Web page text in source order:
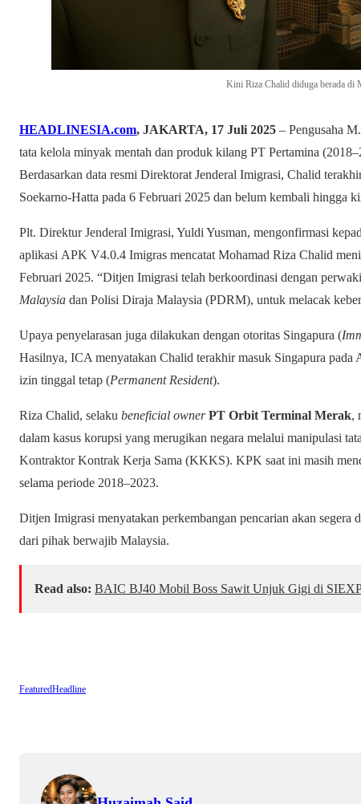
Kini Riza Chalid diduga berada di
HEADLINESIA.com, JAKARTA, 17 Juli 2025 – Pengusaha
tata kelola minyak mentah dan produk kilang PT Pertamina
Berdasarkan data resmi Direktorat Jenderal Imigrasi, Chalid
Soekarno-Hatta pada 6 Februari 2025 dan belum kembali hingga
Plt. Direktur Jenderal Imigrasi, Yuldi Yusman, mengonfirmasi
aplikasi APK V4.0.4 Imigras mencatat Mohamad Riza Chalid
Februari 2025. “Ditjen Imigrasi telah berkoordinasi dengan
Malaysia dan Polisi Diraja Malaysia (PDRM), untuk melacak
Upaya penyelarasan juga dilakukan dengan otoritas Singapura (
Hasilnya, ICA menyatakan Chalid terakhir masuk Singapura pada
izin tinggal tetap (Permanent Resident).
Riza Chalid, selaku beneficial owner PT Orbit Terminal Merak,
dalam kasus korupsi yang merugikan negara melalui manipulasi
Kontraktor Kontrak Kerja Sama (KKKS). KPK saat ini masih
selama periode 2018–2023.
Ditjen Imigrasi menyatakan perkembangan pencarian akan segera
dari pihak berwajib Malaysia.
Read also: BAIC BJ40 Mobil Boss Sawit Unjuk Gigi di
FeaturedHeadline